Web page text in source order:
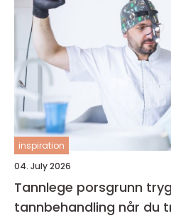
inspiration
04. July 2026
Tannlege porsgrunn trygg og moderne
tannbehandling når du